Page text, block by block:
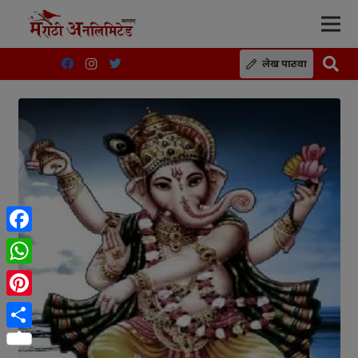
लेख पाठवा
Facebook
WhatsApp
Pinterest
Share